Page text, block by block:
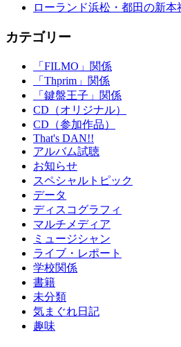
ローランド浜松・都田の新本
カテゴリー
「FILMO」関係
「Thprim」関係
「鍵盤王子」関係
CD（オリジナル）
CD（参加作品）
That's DAN!!
アルバム試聴
お知らせ
スペシャルトピック
データ
ディスコグラフィ
マルチメディア
ミュージシャン
ライブ・レポート
学校関係
書籍
未分類
気まぐれ日記
趣味